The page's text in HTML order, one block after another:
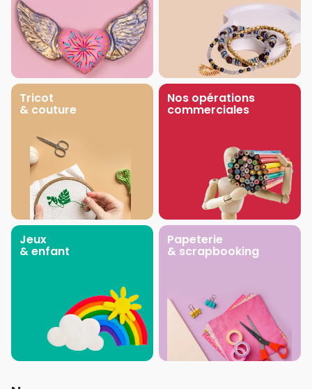
Tricot
& couture
Nos opérations
commerciales
Jeux
& enfant
Papeterie
& scrapbooking